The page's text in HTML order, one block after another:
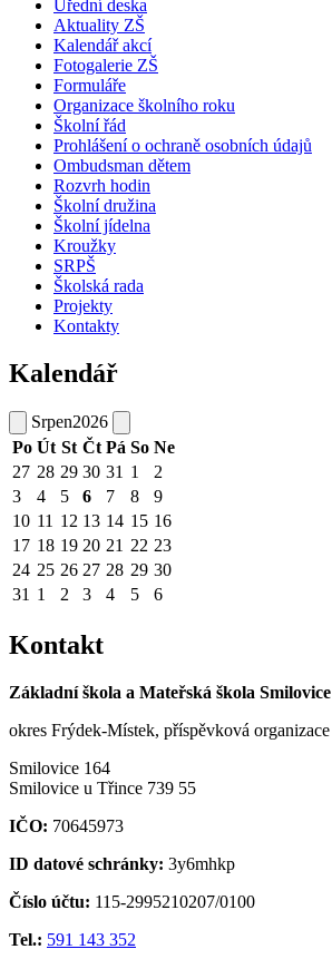
Úřední deska
Aktuality ZŠ
Kalendář akcí
Fotogalerie ZŠ
Formuláře
Organizace školního roku
Školní řád
Prohlášení o ochraně osobních údajů
Ombudsman dětem
Rozvrh hodin
Školní družina
Školní jídelna
Kroužky
SRPŠ
Školská rada
Projekty
Kontakty
Kalendář
Srpen2026
Po Út St Čt Pá So Ne
27 28 29 30 31 1
2
3
4 5 6 7 8
9
10 11 12 13 14 15 16
17 18 19 20 21 22 23
24 25 26 27 28 29 30
31 1 2 3 4 5 6
Kontakt
Základní škola a Mateřská škola Smilovice
okres Frýdek-Místek, příspěvková organizace
Smilovice 164
Smilovice u Třince 739 55
IČO: 70645973
ID datové schránky: 3y6mhkp
Číslo účtu: 115-2995210207/0100
Tel.: 591 143 352